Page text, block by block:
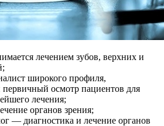
лечением зубов, верхних и
широкого профиля,
осмотр пациентов для
лечения;
органов зрения;
— диагностика и лечение органов